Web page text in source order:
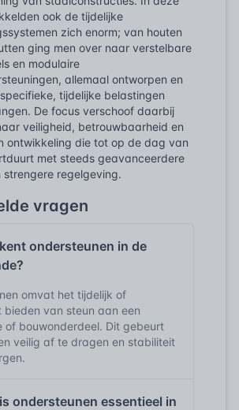
ook de tijdelijke
zich enorm; van houten
ging men over naar verstelbare
en modulaire
allemaal ontworpen en
tijdelijke belastingen
De focus verschoof daarbij
veiligheid, betrouwbaarheid en
ontwikkeling die tot op de dag van
met steeds geavanceerdere
strengere regelgeving.
vragen
ondersteunen in de
omvat het tijdelijk of
bieden van steun aan een
of bouwonderdeel. Dit gebeurt
veilig af te dragen en stabiliteit
ondersteunen essentieel in